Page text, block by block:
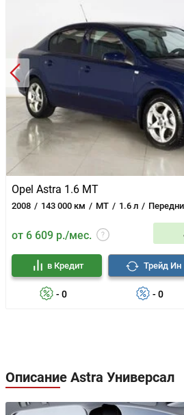
Opel Astra 1.6 MT
2008 143 000 км MT 1.6 л
от 6 609 р./мес.
- 0
в Кредит
- 0
Трейд Ин
Описание Astra Универсал